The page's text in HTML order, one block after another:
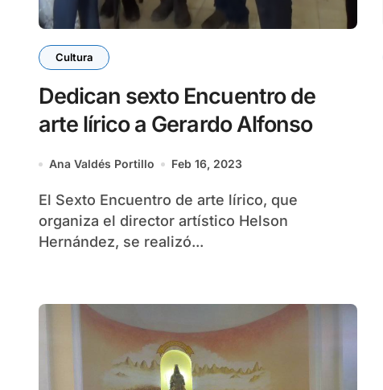
Cultura
Dedican sexto Encuentro de
arte lírico a Gerardo Alfonso
Ana Valdés Portillo Feb 16, 2023
El Sexto Encuentro de arte lírico, que
organiza el director artístico Helson
Hernández, se realizó...